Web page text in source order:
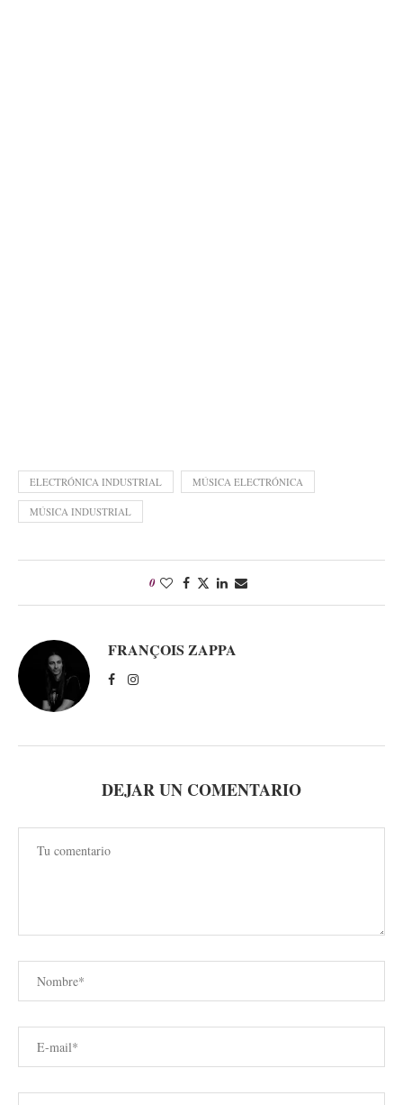
ELECTRÓNICA INDUSTRIAL MÚSICA ELECTRÓNICA
MÚSICA INDUSTRIAL
0
FRANÇOIS ZAPPA
DEJAR UN COMENTARIO